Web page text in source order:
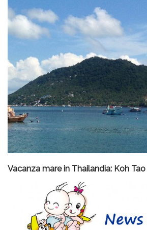
Vacanza mare in Thailandia: Koh